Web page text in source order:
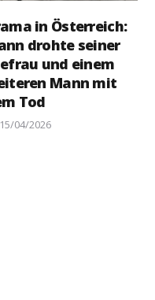
in Österreich:
drohte seiner
und einem
Mann mit
Tod
Posted
15/04/2026